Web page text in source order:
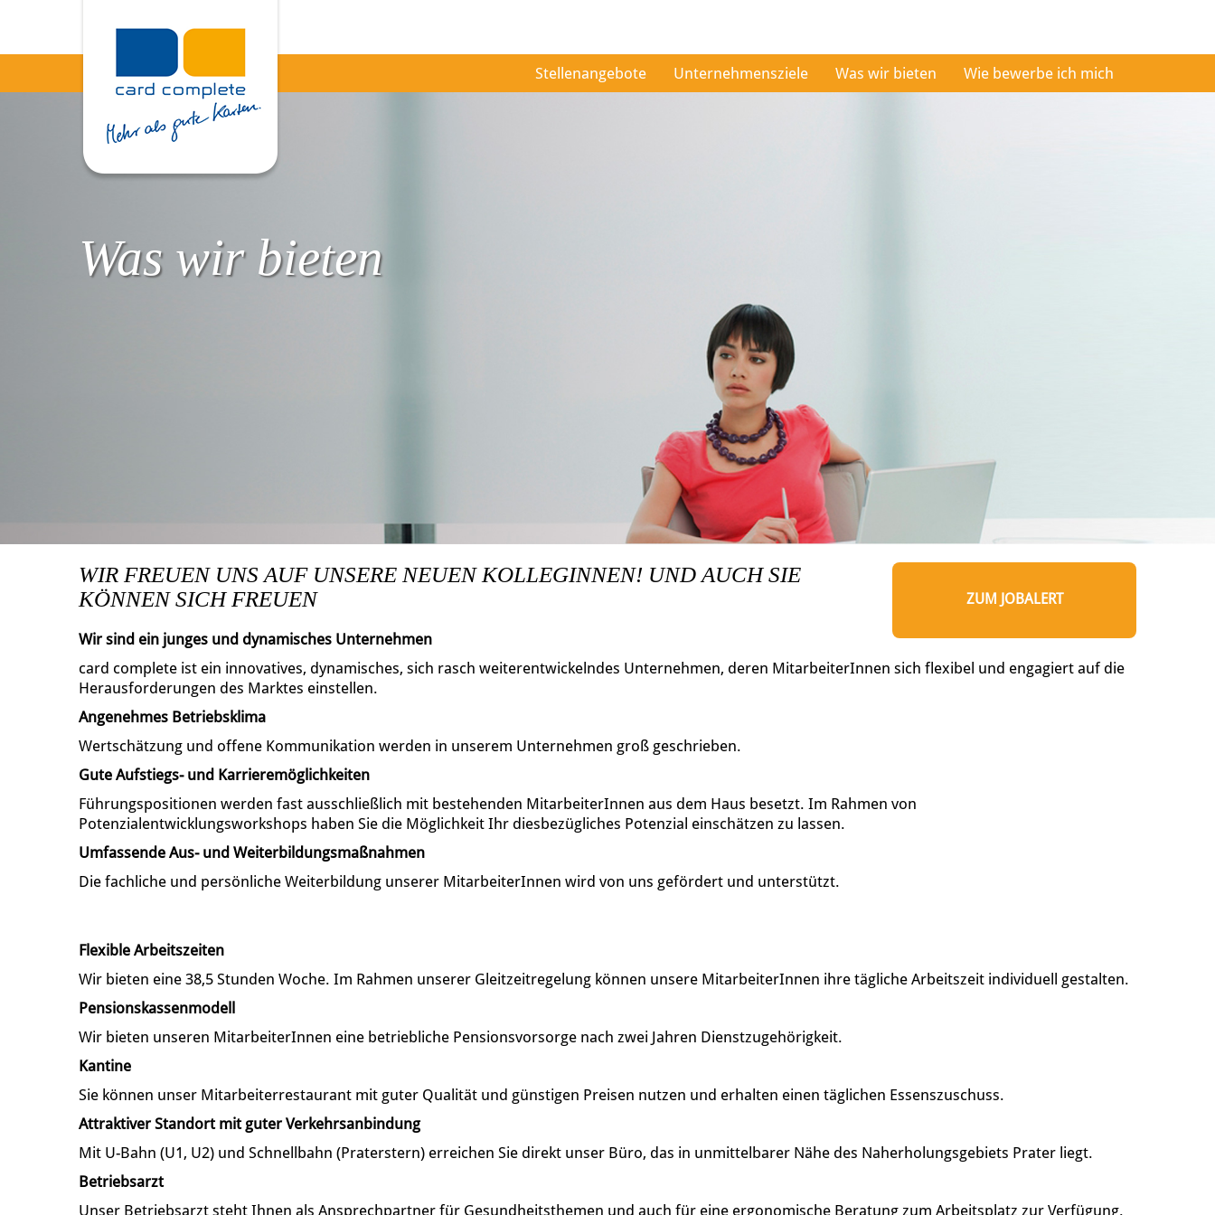
Stellenangebote Unternehmensziele Was wir bieten Wie bewerbe ich mich
Was wir bieten
ZUM JOBALERT
WIR FREUEN UNS AUF UNSERE NEUEN KOLLEGINNEN! UND AUCH SIE
KÖNNEN SICH FREUEN
Wir sind ein junges und dynamisches Unternehmen
card complete ist ein innovatives, dynamisches, sich rasch weiterentwickelndes Unternehmen, deren MitarbeiterInnen sich flexibel und engagiert auf die
Herausforderungen des Marktes einstellen.
Angenehmes Betriebsklima
Wertschätzung und offene Kommunikation werden in unserem Unternehmen groß geschrieben.
Gute Aufstiegs- und Karrieremöglichkeiten
Führungspositionen werden fast ausschließlich mit bestehenden MitarbeiterInnen aus dem Haus besetzt. Im Rahmen von
Potenzialentwicklungsworkshops haben Sie die Möglichkeit Ihr diesbezügliches Potenzial einschätzen zu lassen.
Umfassende Aus- und Weiterbildungsmaßnahmen
Die fachliche und persönliche Weiterbildung unserer MitarbeiterInnen wird von uns gefördert und unterstützt.
Flexible Arbeitszeiten
Wir bieten eine 38,5 Stunden Woche. Im Rahmen unserer Gleitzeitregelung können unsere MitarbeiterInnen ihre tägliche Arbeitszeit individuell gestalten.
Pensionskassenmodell
Wir bieten unseren MitarbeiterInnen eine betriebliche Pensionsvorsorge nach zwei Jahren Dienstzugehörigkeit.
Kantine
Sie können unser Mitarbeiterrestaurant mit guter Qualität und günstigen Preisen nutzen und erhalten einen täglichen Essenszuschuss.
Attraktiver Standort mit guter Verkehrsanbindung
Mit U-Bahn (U1, U2) und Schnellbahn (Praterstern) erreichen Sie direkt unser Büro, das in unmittelbarer Nähe des Naherholungsgebiets Prater liegt.
Betriebsarzt
Unser Betriebsarzt steht Ihnen als Ansprechpartner für Gesundheitsthemen und auch für eine ergonomische Beratung zum Arbeitsplatz zur Verfügung.